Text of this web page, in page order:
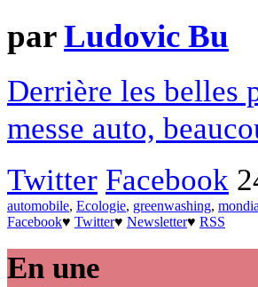
parLudovic Bu
Derrière les belles
messe auto,
Twitter Facebook
automobile, Ecologie, greenwashing,
Facebook♥ Twitter♥ Newsletter♥ RSS
En une